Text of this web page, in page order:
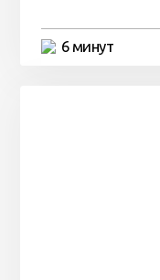
6 минут